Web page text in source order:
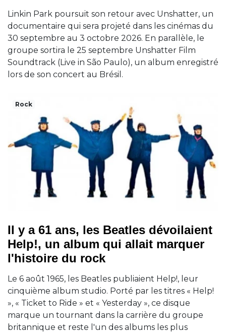
Linkin Park poursuit son retour avec Unshatter, un
documentaire qui sera projeté dans les cinémas du
30 septembre au 3 octobre 2026. En parallèle, le
groupe sortira le 25 septembre Unshatter Film
Soundtrack (Live in São Paulo), un album enregistré
lors de son concert au Brésil.
Rock
Il y a 61 ans, les Beatles dévoilaient
Help!, un album qui allait marquer
l'histoire du rock
Le 6 août 1965, les Beatles publiaient Help!, leur
cinquième album studio. Porté par les titres « Help!
», « Ticket to Ride » et « Yesterday », ce disque
marque un tournant dans la carrière du groupe
britannique et reste l'un des albums les plus